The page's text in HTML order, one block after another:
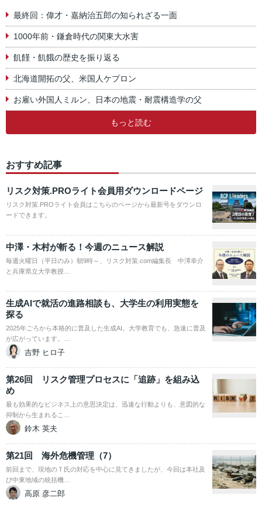
最終回：偉才・嘉納治五郎の知られざる一面
1000年前・鎌倉時代の関東大水害
飢饉・飢餓の歴史を振り返る
北海道開拓の父、米国人ケプロン
お雇い外国人ミルン、日本の地震・耐震構造学の父
もっと読む
おすすめ記事
リスク対策.PROライト会員用ダウンロードページ
リスク対策.PROライト会員はこちらのページから最新号をダウンロ
ードできます。
中澤・木村が斬る！今週のニュース解説
毎週火曜日（平日のみ）朝9時～、リスク対策.com編集長 中澤幸介
と兵庫県立大学教授…
生成AIで就活の進路相談も、大学生の利用実態を
探る
2025年ごろから本格的に普及した生成AI。大学教育でも、急速に普及
が広がっています。…
吉野 ヒロ子
第26回 リスク管理プロセスに「追跡」を組み込
め
最も効果的なビジネス上の意思決定は、迅速な行動よりも、意図的な
抑制から生まれるこ…
鈴木 英夫
第21回 海外危機管理（7）
前回まで、現地のＴ氏の対応を中心に見てきましたが、今回は本社及
び中東地域の統括機…
高原 彦二郎